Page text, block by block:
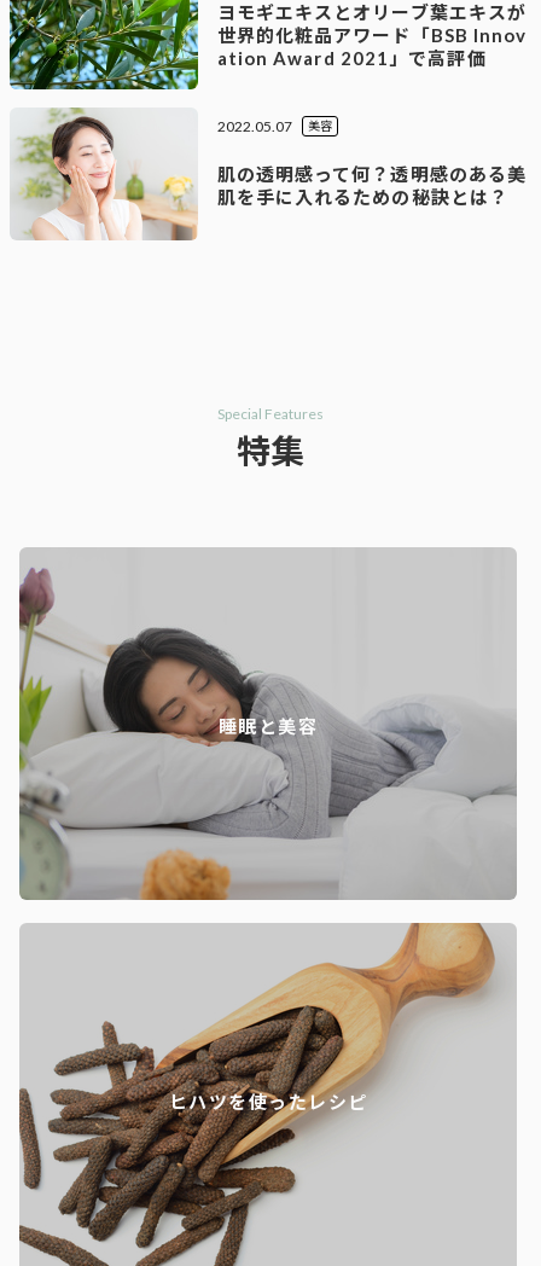
ヨモギエキスとオリーブ葉エキスが
世界的化粧品アワード「BSB Innov
ation Award 2021」で高評価
2022.05.07
肌の透明感って何？透明感のある美
肌を手に入れるための秘訣とは？
美容
Special Features
特集
睡眠と美容
ヒハツを使ったレシピ